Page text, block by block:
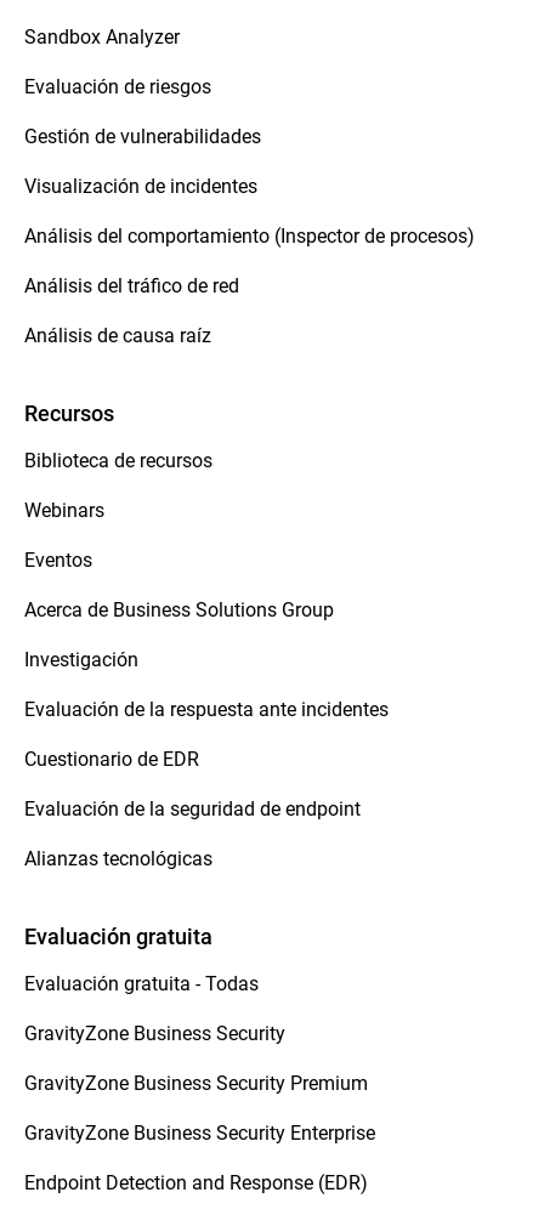
Sandbox Analyzer
Evaluación de riesgos
Gestión de vulnerabilidades
Visualización de incidentes
Análisis del comportamiento (Inspector de procesos)
Análisis del tráfico de red
Análisis de causa raíz
Recursos
Biblioteca de recursos
Webinars
Eventos
Acerca de Business Solutions Group
Investigación
Evaluación de la respuesta ante incidentes
Cuestionario de EDR
Evaluación de la seguridad de endpoint
Alianzas tecnológicas
Evaluación gratuita
Evaluación gratuita - Todas
GravityZone Business Security
GravityZone Business Security Premium
GravityZone Business Security Enterprise
Endpoint Detection and Response (EDR)